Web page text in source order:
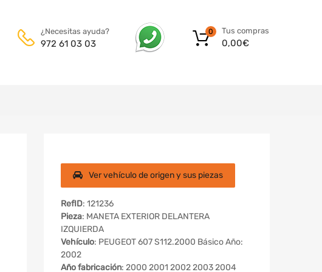
¿Necesitas ayuda?
972 61 03 03
Tus compras
0,00€
0
Ver vehículo de origen y sus piezas
RefID: 121236
Pieza: MANETA EXTERIOR DELANTERA
IZQUIERDA
Vehículo: PEUGEOT 607 S112.2000 Básico Año:
2002
Año fabricación: 2000 2001 2002 2003 2004